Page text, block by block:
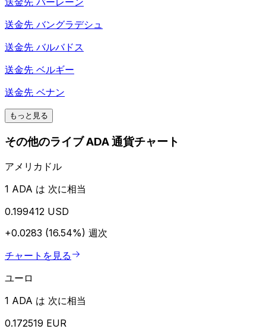
送金先 バングラデシュ
送金先 バルバドス
送金先 ベルギー
送金先 ベナン
もっと見る
その他のライブ ADA 通貨チャート
アメリカドル
1 ADA は 次に相当
0.199412 USD
+0.0283 (16.54%) 週次
チャートを見る
ユーロ
1 ADA は 次に相当
0.172519 EUR